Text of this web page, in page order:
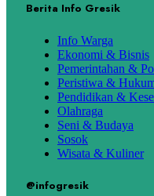
Berita Info Gresik
Info Warga
Ekonomi & Bisnis
Pemerintahan &
Peristiwa &
Pendidikan &
Olahraga
Seni & Budaya
Sosok
Wisata & Kuliner
@infogresik